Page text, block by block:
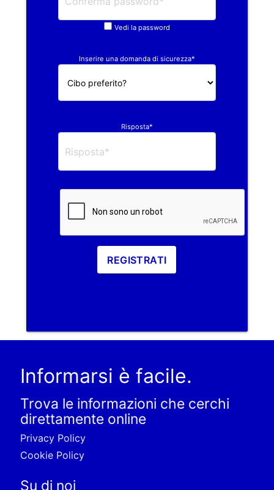
Vedi la password
Inserire una domanda di sicurezza*
Risposta*
REGISTRATI
Informarsi è facile.
Trova le informazioni che cerchi
direttamente online
Privacy Policy
Cookie Policy
Su di noi